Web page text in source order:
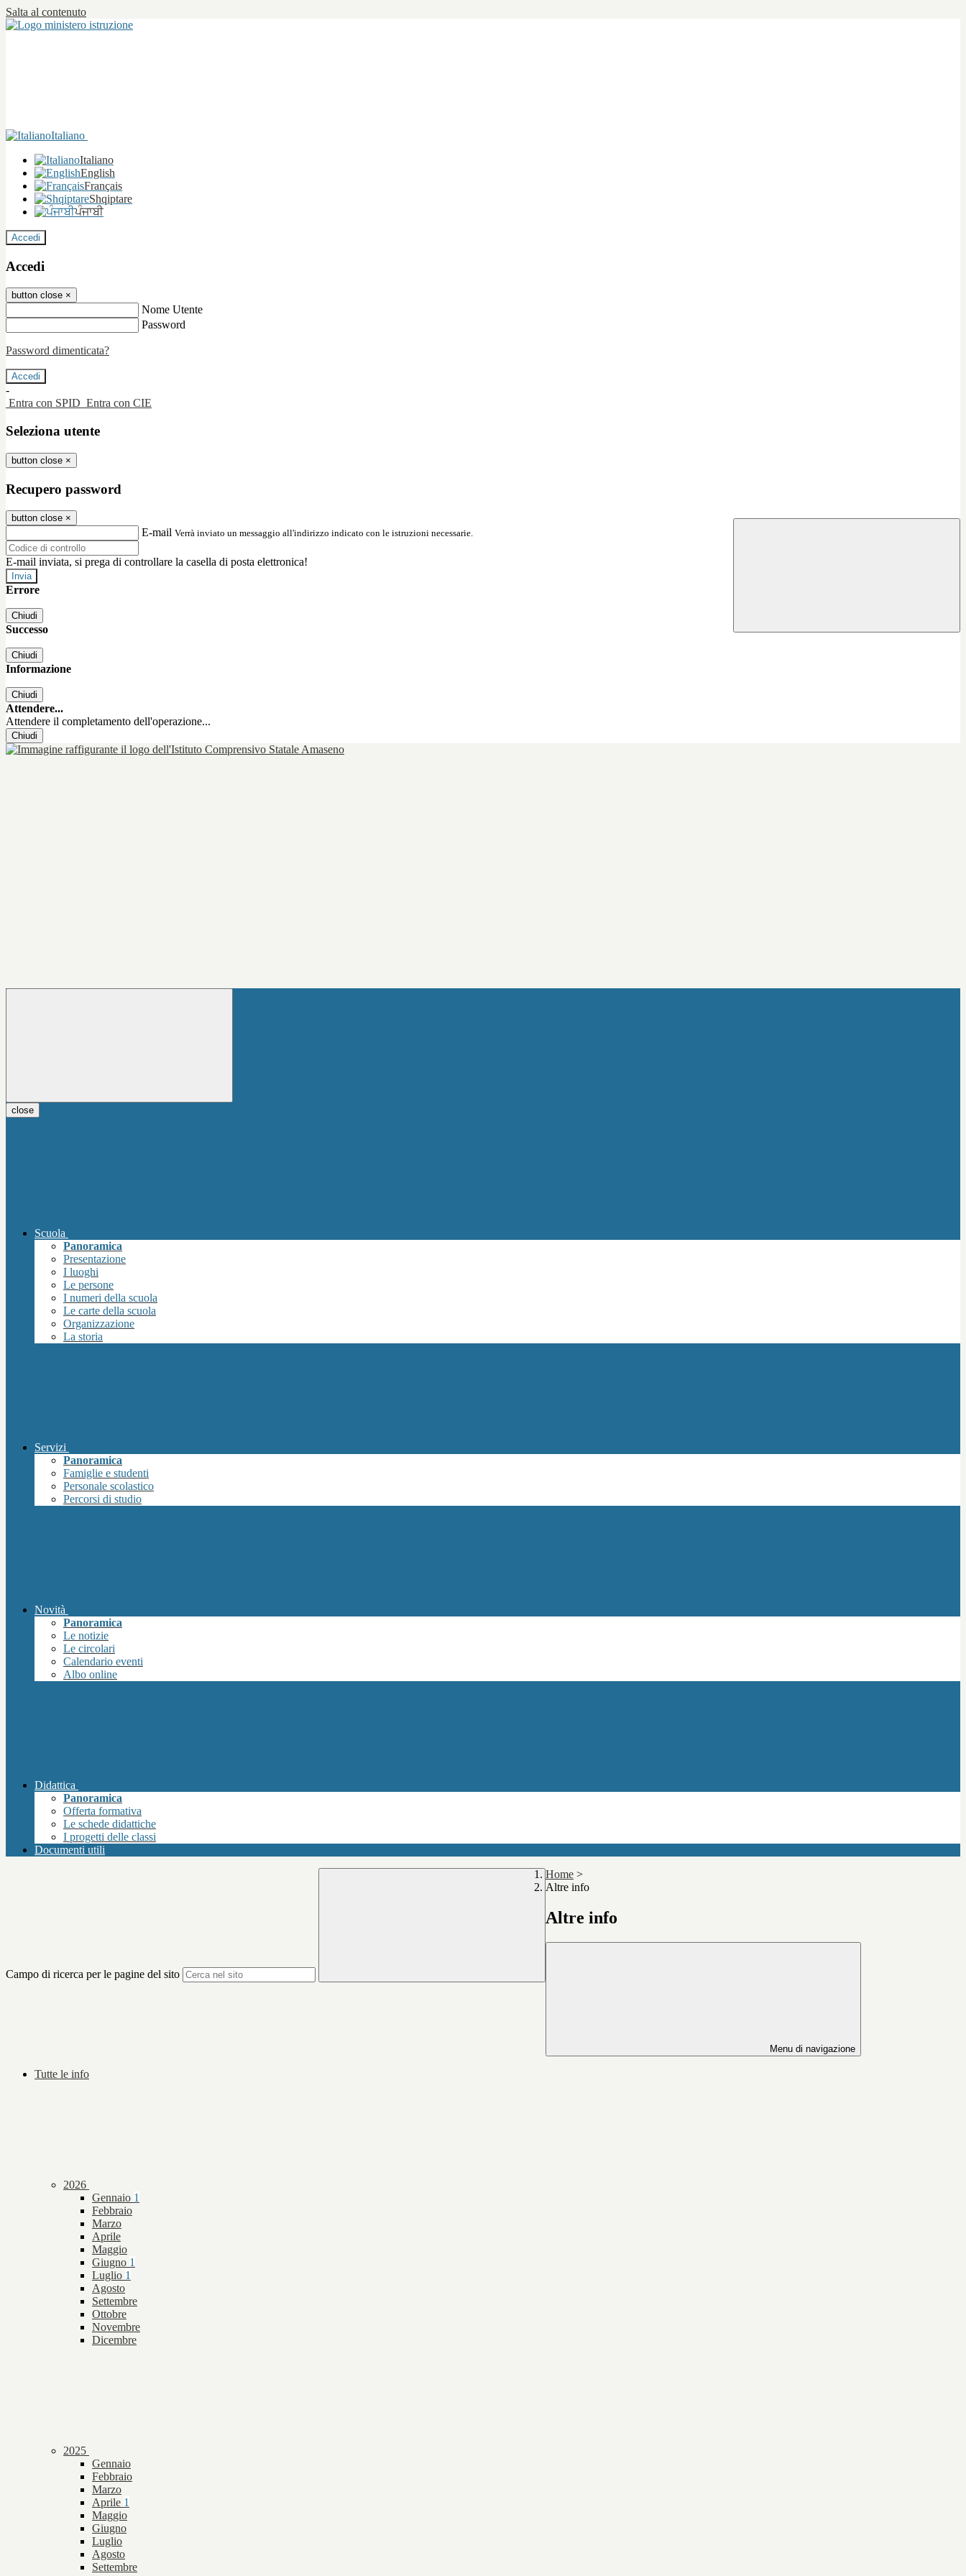
Salta al contenuto
Italiano
Italiano
English
Français
Shqiptare
ਪੰਜਾਬੀ
Accedi
Accedi
button close ×
Nome Utente
Password
Password dimenticata?
-
Entra con SPID Entra con CIE
Seleziona utente
button close ×
Recupero password
button close ×
E-mail Verrà inviato un messaggio all'indirizzo indicato con le istruzioni necessarie.
E-mail inviata, si prega di controllare la casella di posta elettronica!
Errore
Chiudi
Successo
Chiudi
Informazione
Chiudi
Attendere...
Attendere il completamento dell'operazione...
Chiudi
close
Scuola
Panoramica
Presentazione
I luoghi
Le persone
I numeri della scuola
Le carte della scuola
Organizzazione
La storia
Servizi
Panoramica
Famiglie e studenti
Personale scolastico
Percorsi di studio
Novità
Panoramica
Le notizie
Le circolari
Calendario eventi
Albo online
Didattica
Panoramica
Offerta formativa
Le schede didattiche
I progetti delle classi
Documenti utili
Campo di ricerca per le pagine del sito
Home >
Altre info
Altre info
Menu di navigazione
Tutte le info
2026
Gennaio 1
Febbraio
Marzo
Aprile
Maggio
Giugno 1
Luglio 1
Agosto
Settembre
Ottobre
Novembre
Dicembre
2025
Gennaio
Febbraio
Marzo
Aprile 1
Maggio
Giugno
Luglio
Agosto
Settembre